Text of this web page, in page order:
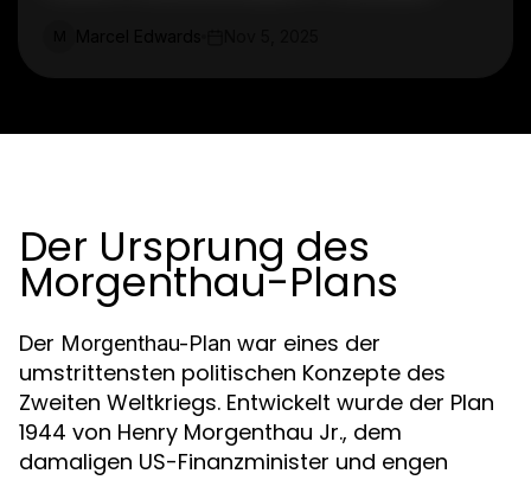
Der Ursprung des
Morgenthau-Plans
Der Morgenthau-Plan war eines der
umstrittensten politischen Konzepte des
Zweiten Weltkriegs. Entwickelt wurde der Plan
1944 von Henry Morgenthau Jr., dem
damaligen US-Finanzminister und engen